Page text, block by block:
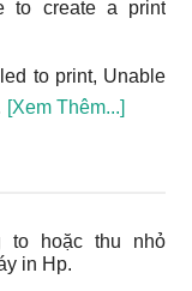
to create a print
to print, Unable
[Xem Thêm...]vềCách
page
to hoặc thu nhỏ
in Hp.